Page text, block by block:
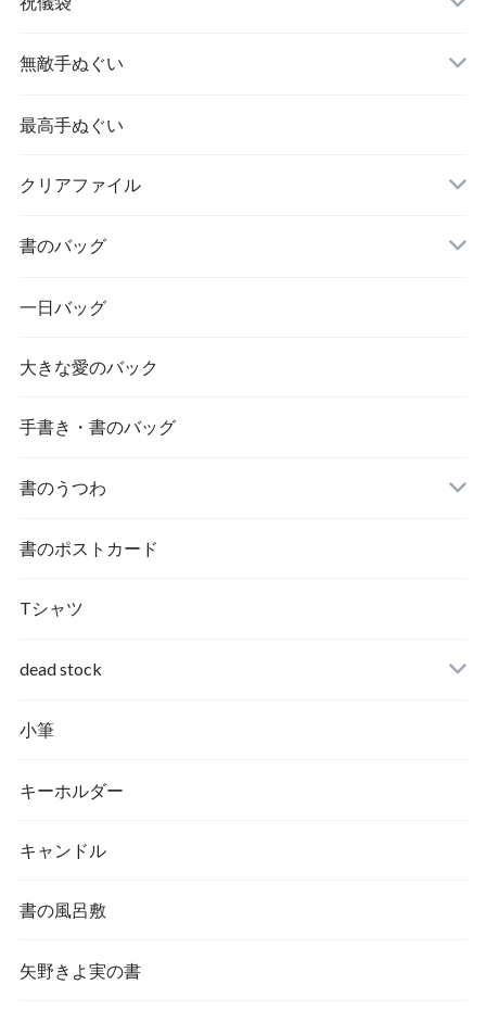
無敵手ぬぐい
最高手ぬぐい
クリアファイル
書のバッグ
一日バッグ
大きな愛のバック
手書き・書のバッグ
書のうつわ
書のポストカード
Tシャツ
dead stock
小筆
キーホルダー
キャンドル
書の風呂敷
矢野きよ実の書